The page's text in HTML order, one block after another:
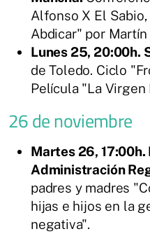
Alfonso X El
Abdicar" por Martín
Lunes 25, 20:00h.
de Toledo. Ciclo
Película "La Virgen
26 de noviembre
Martes 26, 17:00h.
Administración
padres y madres
hijas e hijos en la
negativa".